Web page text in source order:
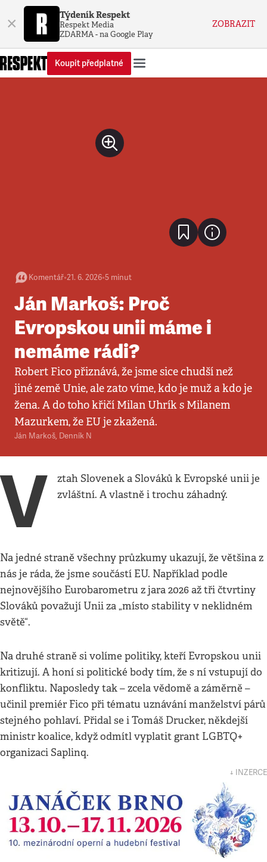
× Týdeník Respekt
Respekt Media
ZDARMA - na Google Play
ZOBRAZIT
Koupit předplatné
Komentář•21. 6. 2026•5 minut
Ján Markoš: Proč
Evropskou unii máme i
nemáme rádi?
Robert Fico přiznává, že jsme sice chudší než
jiné země Unie, ale zato víme, kdo je muž a kdo je
žena. A do toho křičí Milan Uhrík s Milanem
Mazurkem, že EU je zkažená.
Ján Markoš, Denník N
V
ztah Slovenek a Slováků k Evropské unii je
zvláštní. A vlastně i trochu záhadný.
Na jedné straně všechny průzkumy ukazují, že většina z
nás je ráda, že jsme součástí EU. Například podle
nejnovějšího Eurobarometru z jara 2026 až tři čtvrtiny
Slováků považují Unii za „místo stability v neklidném
světě“.
Na druhé straně si volíme politiky, kteří Evropskou unii
kritizují. A honí si politické body tím, že s ní vstupují do
konfliktu. Naposledy tak – zcela vědomě a záměrně –
učinil premiér Fico při tématu uznávání manželství párů
stejného pohlaví. Přidal se i Tomáš Drucker, někdejší
ministr koalice, když odmítl vyplatit grant LGBTQ+
organizaci Saplinq.
↓ INZERCE